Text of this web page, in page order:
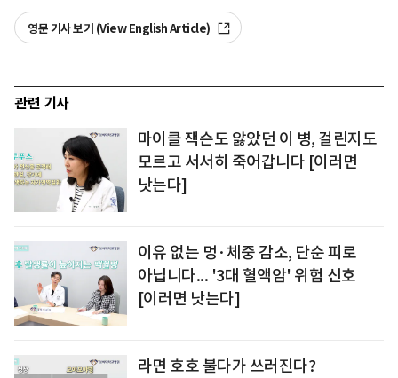
영문 기사 보기 (View English Article)
관련 기사
마이클 잭슨도 앓았던 이 병, 걸린지도
모르고 서서히 죽어갑니다 [이러면
낫는다]
이유 없는 멍·체중 감소, 단순 피로
아닙니다... '3대 혈액암' 위험 신호
[이러면 낫는다]
라면 호호 불다가 쓰러진다?